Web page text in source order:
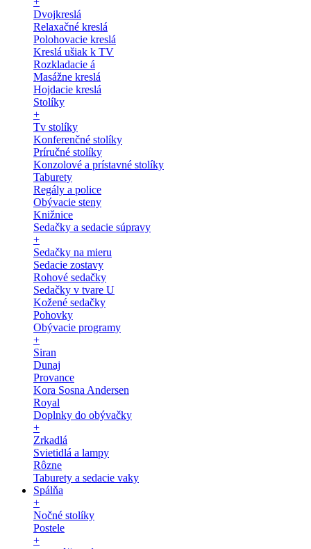
Dvojkreslá
Relaxačné kreslá
Polohovacie kreslá
Kreslá ušiak k TV
Rozkladacie á
Masážne kreslá
Hojdacie kreslá
Stolíky
+
Tv stolíky
Konferenčné stolíky
Príručné stolíky
Konzolové a prístavné stolíky
Taburety
Regály a police
Obývacie steny
Knižnice
Sedačky a sedacie súpravy
+
Sedačky na mieru
Sedacie zostavy
Rohové sedačky
Sedačky v tvare U
Kožené sedačky
Pohovky
Obývacie programy
+
Siran
Dunaj
Provance
Kora Sosna Andersen
Royal
Doplnky do obývačky
+
Zrkadlá
Svietidlá a lampy
Rôzne
Taburety a sedacie vaky
Spálňa
+
Nočné stolíky
Postele
+